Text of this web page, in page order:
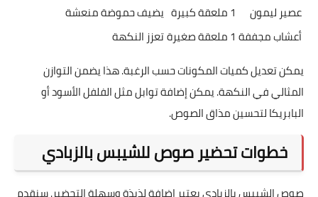
عصير ليمون
1 ملعقة كبيرة
يضيف حموضة منعشة
أعشاب مجففة 1 ملعقة صغيرة
تعزز النكهة
يمكن تعديل كميات المكونات حسب الرغبة. هذا يضمن التوازن
المثالي في النكهة. يمكن إضافة توابل مثل الفلفل الأسود أو
البابريكا لتحسين مذاق الصوص.
خطوات تحضير صوص للشيبس بالزبادي